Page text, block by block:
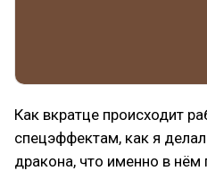
Как вкратце происходит
спецэффектам, как я
дракона, что именно в нём